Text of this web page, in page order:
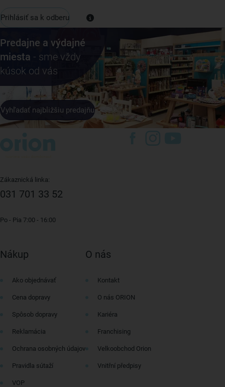
Prihlásiť sa k odberu
Predajne a výdajné
miesta - sme vždy
kúsok od vás
Vyhľadať najbližšiu predajňu
Zákaznická linka:
031 701 33 52
Po - Pia 7:00 - 16:00
Nákup
Ako objednávať
Cena dopravy
Spôsob dopravy
Reklamácia
Ochrana osobných údajov
Pravidla sútaží
VOP
O nás
Kontakt
O nás ORION
Kariéra
Franchising
Velkoobchod Orion
Vnitřní předpisy